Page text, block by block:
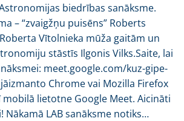
biedrības sanāksme.
– “zvaigžņu puisēns” Roberts
Vītolnieka mūža gaitām un
stāstīs Ilgonis Vilks.Saite, lai
meet.google.com/kuz-gipe-
Chrome vai Mozilla Firefox
mobilā lietotne Google Meet. Aicināti
Nākamā LAB sanāksme notiks…